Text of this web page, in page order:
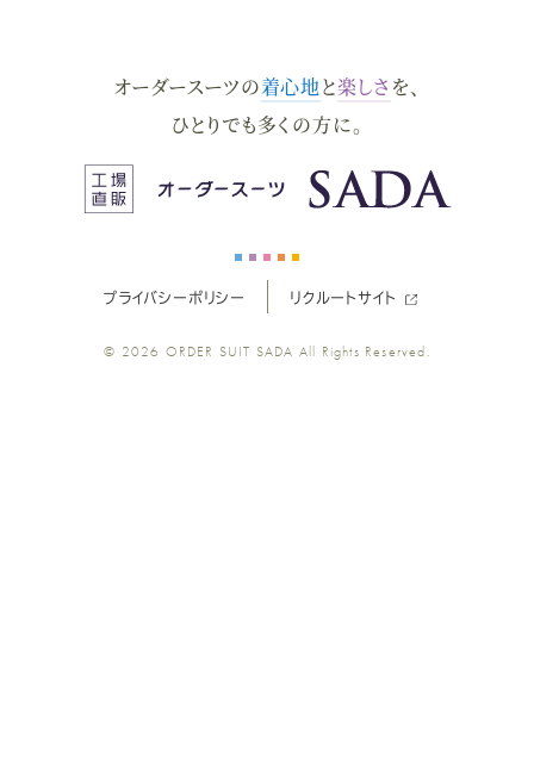
オーダースーツの着心地と楽しさ を、
ひとりでも多くの方に。
プライバシーポリシー リクルートサイト
© 2026 ORDER SUIT SADA All Rights Reserved.